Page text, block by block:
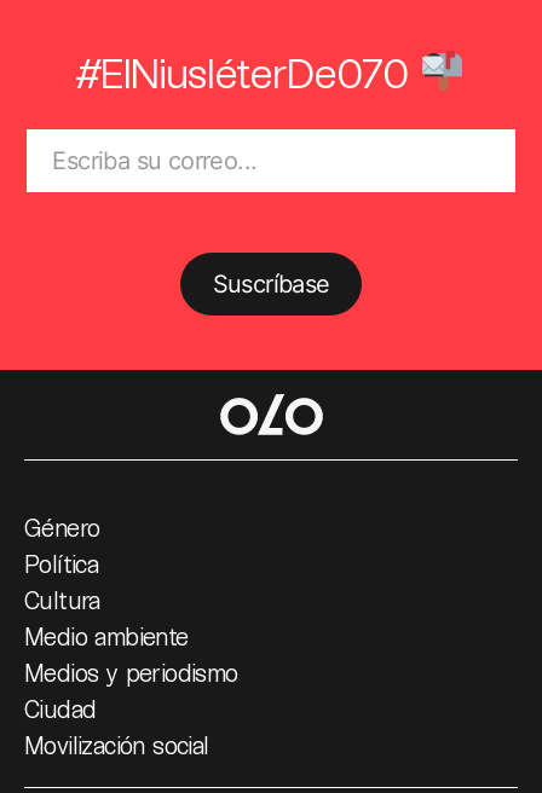
#ElNiusléterDe070
Suscríbase
Género
Política
Cultura
Medio ambiente
Medios y periodismo
Ciudad
Movilización social